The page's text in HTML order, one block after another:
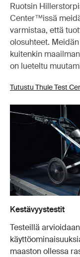
Ruotsin
Center™issä
varmistaa, että
olosuhteet.
kuitenkin
on lueteltu
Tutustu Thule Test
Kestävyystestit
Testeillä
maaston ollessa